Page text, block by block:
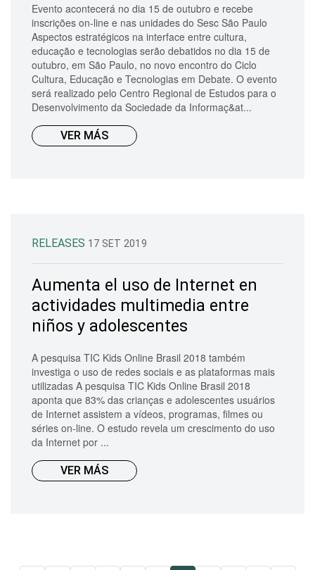
Evento acontecerá no dia 15 de outubro e recebe
inscrições on-line e nas unidades do Sesc São Paulo
Aspectos estratégicos na interface entre cultura,
educação e tecnologias serão debatidos no dia 15 de
outubro, em São Paulo, no novo encontro do Ciclo
Cultura, Educação e Tecnologias em Debate. O evento
será realizado pelo Centro Regional de Estudos para o
Desenvolvimento da Sociedade da Informaç&at...
VER MÁS
RELEASES 17 SET 2019
Aumenta el uso de Internet en
actividades multimedia entre
niños y adolescentes
A pesquisa TIC Kids Online Brasil 2018 também
investiga o uso de redes sociais e as plataformas mais
utilizadas A pesquisa TIC Kids Online Brasil 2018
aponta que 83% das crianças e adolescentes usuários
de Internet assistem a vídeos, programas, filmes ou
séries on-line. O estudo revela um crescimento do uso
da Internet por ...
VER MÁS